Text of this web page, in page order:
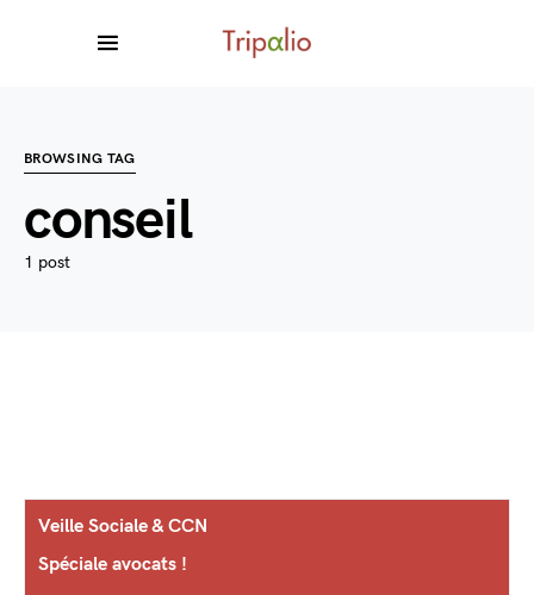
BROWSING TAG
conseil
1 post
Veille Sociale & CCN
Spéciale avocats !